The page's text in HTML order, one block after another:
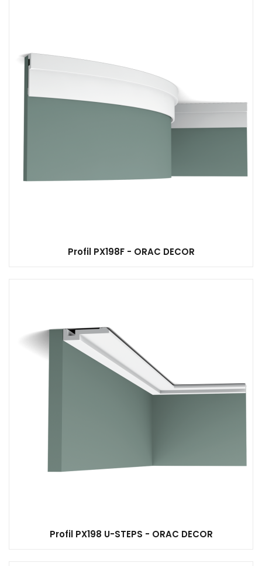
Profil PX198F - ORAC DECOR
Profil PX198 U-STEPS - ORAC DECOR